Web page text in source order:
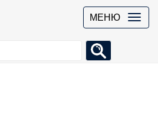
МЕНЮ